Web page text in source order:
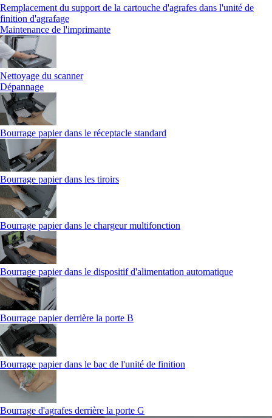
Remplacement du support de la cartouche d'agrafes dans l'unité de
finition d'agrafage
Maintenance de l'imprimante
Nettoyage du scanner
Dépannage
Bourrage papier dans le réceptacle standard
Bourrage papier dans les tiroirs
Bourrage papier dans le chargeur multifonction
Bourrage papier dans le dispositif d'alimentation automatique
Bourrage papier derrière la porte B
Bourrage papier dans le bac de l'unité de finition
Bourrage d'agrafes derrière la porte G